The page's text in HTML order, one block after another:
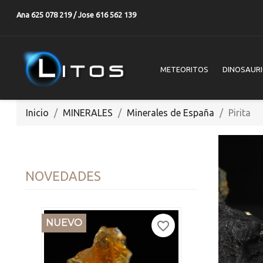
Ana 625 078 219 / Jose 616 562 139
METEORITOS
Inicio MINERALES Minerales de España Pirita
NOVEDADES
NUEVO favorite_border